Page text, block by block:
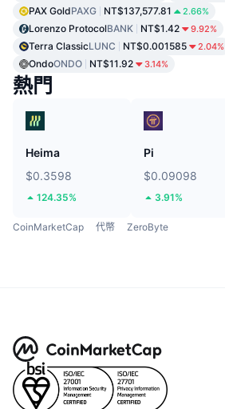
PAX GoldPAXG NT$137,577.81 2.66%
Lorenzo ProtocolBANK NT$1.42 9.92%
Terra ClassicLUNC NT$0.001585 2.04%
OndoONDO NT$11.92 3.14%
熱門
Heima
$0.3598
124.35%
Pi
$0.09098
3.91%
CoinMarketCap 代幣 ZeroByte